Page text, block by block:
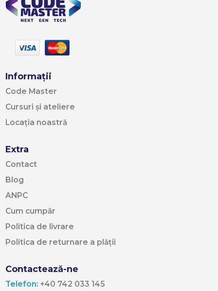
Informații
Code Master
Cursuri și ateliere
Locația noastră
Extra
Contact
Blog
ANPC
Cum cumpăr
Politica de livrare
Politica de returnare a plății
Contactează-ne
Telefon: +40 742 033 145